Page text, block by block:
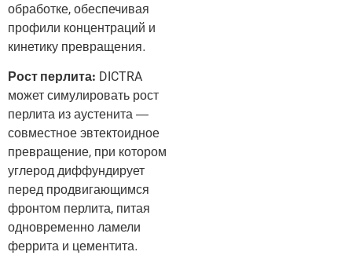
обработке, обеспечивая
профили концентраций и
кинетику превращения.
Рост перлита: DICTRA
может симулировать рост
перлита из аустенита —
совместное эвтектоидное
превращение, при котором
углерод диффундирует
перед продвигающимся
фронтом перлита, питая
одновременно ламели
феррита и цементита.